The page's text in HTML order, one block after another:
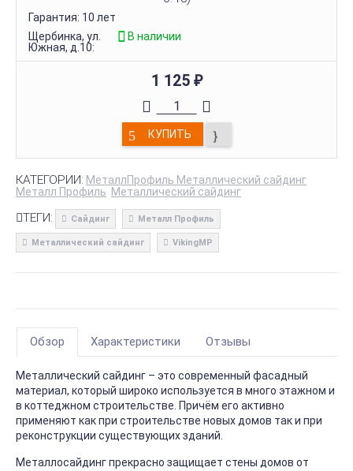
Гарантия: 10 лет
Щербинка, ул.
Южная, д.10:
В наличии
1 125 ₽
КУПИТЬ
КАТЕГОРИИ: МеталлПрофиль Металлический сайдинг
Металл Профиль Металлический сайдинг
ТЕГИ: Сайдинг Металл Профиль
Металлический сайдинг VikingMP
Обзор Характеристики Отзывы
Металлический сайдинг – это современный фасадный
материал, который широко используется в много этажном и
в коттеджном строительстве. Причём его активно
применяют как при строительстве новых домов так и при
реконструкции существующих зданий.
Металлосайдинг прекрасно защищает стены домов от